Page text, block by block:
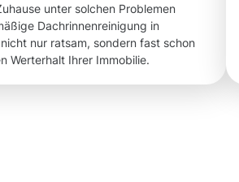
unter solchen Problemen
Dachrinnenreinigung in
nur ratsam, sondern fast schon
Werterhalt Ihrer Immobilie.